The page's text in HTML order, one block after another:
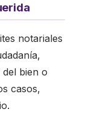
notariales
bien o
casos,